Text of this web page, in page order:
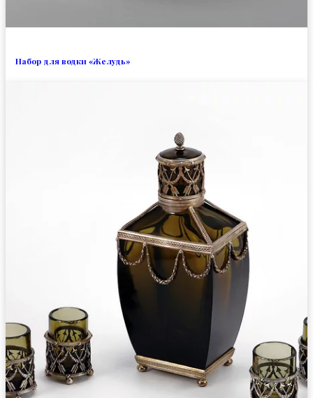
Набор для водки «Желудь»